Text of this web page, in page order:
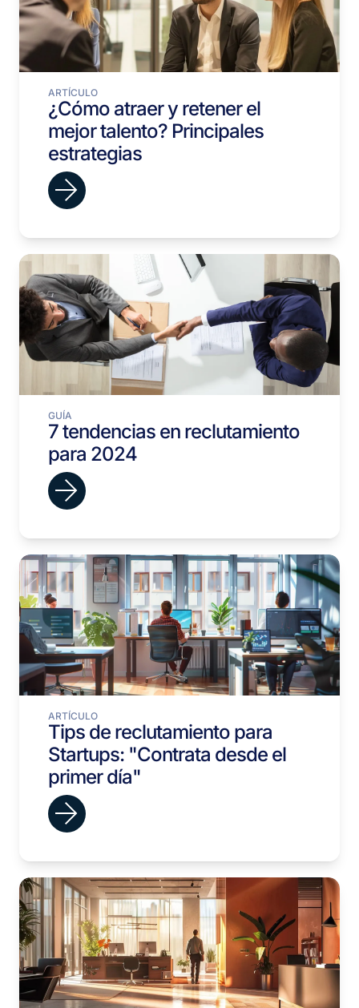
ARTÍCULO
¿Cómo atraer y retener el
mejor talento? Principales
estrategias
GUÍA
7 tendencias en reclutamiento
para 2024
ARTÍCULO
Tips de reclutamiento para
Startups: "Contrata desde el
primer día"